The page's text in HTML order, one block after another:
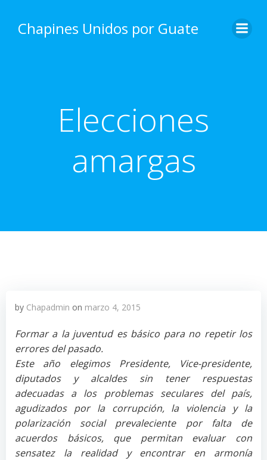
content
Chapines Unidos por Guate
Elecciones
amargas
by Chapadmin on marzo 4, 2015
Formar a la juventud es básico para no repetir los
errores del pasado.
Este año elegimos Presidente, Vice-presidente,
diputados y alcaldes sin tener respuestas
adecuadas a los problemas seculares del país,
agudizados por la corrupción, la violencia y la
polarización social prevaleciente por falta de
acuerdos básicos, que permitan evaluar con
sensatez la realidad y encontrar en armonía